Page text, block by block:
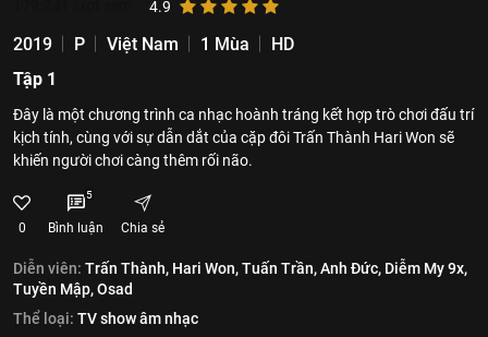
4.9
2019 P Việt Nam 1 Mùa
HD
Tập 1
Đây là một chương trình ca nhạc hoành tráng kết hợp trò chơi đấu trí
kịch tính, cùng với sự dẫn dắt của cặp đôi Trấn Thành Hari Won sẽ
khiến người chơi càng thêm rối não.
0
5
Bình luận Chia sẻ
Diễn viên: Trấn Thành, Hari Won,Tuấn Trần,Anh Đức, Diễm My 9x,
Tuyền Mập,Osad
Thể loại: TV show âm nhạc